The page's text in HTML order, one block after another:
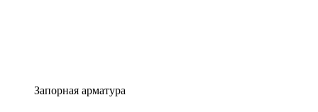
Запорная арматура